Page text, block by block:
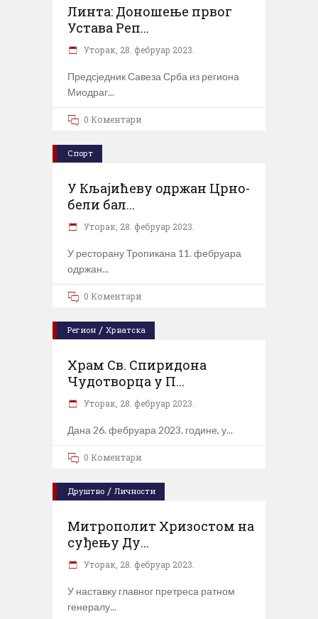
Линта: Доношење првог
Устава Реп...
Уторак, 28. фебруар 2023.
Предсједник Савеза Срба из региона
Миодраг
0 Коментари
Спорт
У Кљајићеву одржан Црно-
бели бал...
Уторак, 28. фебруар 2023.
У ресторану Тропикана 11. фебруара
одржан
0 Коментари
Регион / Хрватска
Храм Св. Спиридона
Чудотворца у П...
Уторак, 28. фебруар 2023.
Дана 26. фебруара 2023. године, у
0 Коментари
Друштво / Личности
Митрополит Хризостом на
суђењу Ду...
Уторак, 28. фебруар 2023.
У наставку главног претреса ратном
генералу